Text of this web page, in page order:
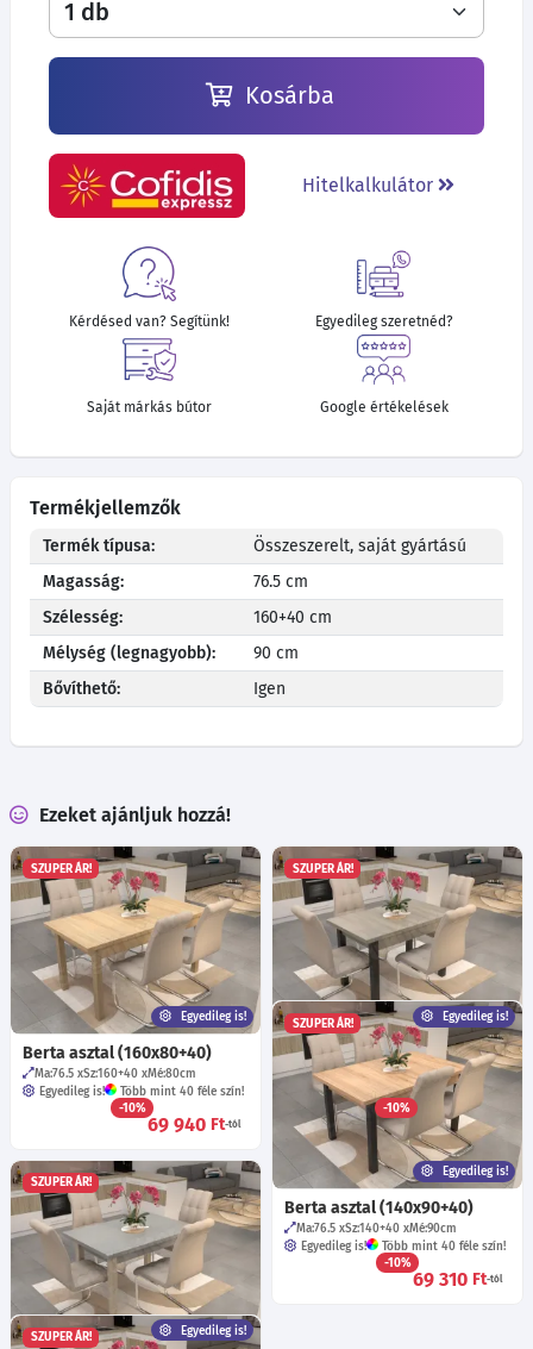
Kosárba
Hitelkalkulátor
Kérdésed van? Segítünk! Egyedileg szeretnéd?
Saját márkás bútor Google értékelések
Termékjellemzők
Termék típusa:
Összeszerelt, saját gyártású
Magasság:
76.5 cm
Szélesség:
160+40 cm
Mélység (legnagyobb):
90 cm
Bővíthető:
Igen
Ezeket ajánljuk hozzá!
SZUPER ÁR!
Egyedileg is!
Berta asztal (160x80+40)
Ma:76.5 Sz:160+40 Mé:80cm
Egyedileg is!
Több mint 40 féle szín!
-10%
69 940 Ft-tól
SZUPER ÁR!
Egyedileg is!
Berta asztal (120x70+40)
Ma:76.5 Sz:120+40 Mé:70cm
Egyedileg is!
Több mint 40 féle szín!
-10%
59 140Ft-tól
SZUPER ÁR!
Egyedileg is!
Berta asztal (140x90+40)
Ma:76.5 Sz:140+40 Mé:90cm
Egyedileg is!
Több mint 40 féle szín!
-10%
69 310 Ft-tól
SZUPER ÁR!
Egyedileg is!
SZUPER ÁR!